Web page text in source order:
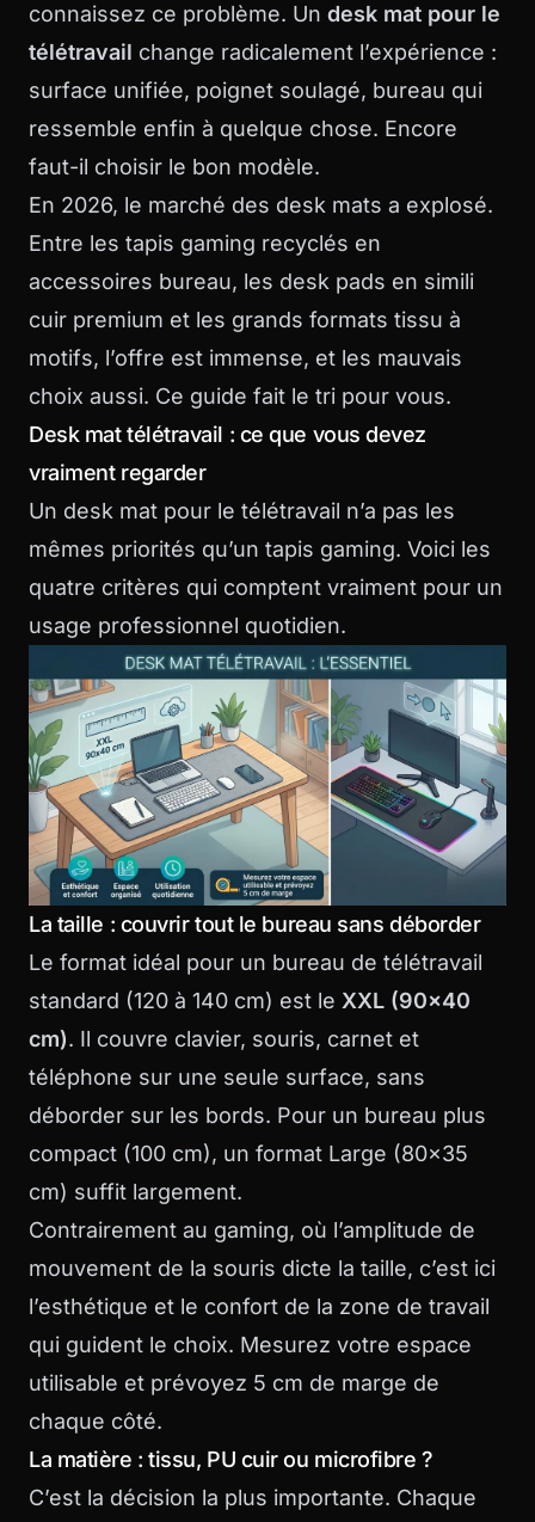
connaissez ce problème. Un desk mat pour le
télétravail change radicalement l’expérience :
surface unifiée, poignet soulagé, bureau qui
ressemble enfin à quelque chose. Encore
faut-il choisir le bon modèle.
En 2026, le marché des desk mats a explosé.
Entre les tapis gaming recyclés en
accessoires bureau, les desk pads en simili
cuir premium et les grands formats tissu à
motifs, l’offre est immense, et les mauvais
choix aussi. Ce guide fait le tri pour vous.
Desk mat télétravail : ce que vous devez
vraiment regarder
Un desk mat pour le télétravail n’a pas les
mêmes priorités qu’un tapis gaming. Voici les
quatre critères qui comptent vraiment pour un
usage professionnel quotidien.
La taille : couvrir tout le bureau sans déborder
Le format idéal pour un bureau de télétravail
standard (120 à 140 cm) est le XXL (90×40
cm). Il couvre clavier, souris, carnet et
téléphone sur une seule surface, sans
déborder sur les bords. Pour un bureau plus
compact (100 cm), un format Large (80×35
cm) suffit largement.
Contrairement au gaming, où l’amplitude de
mouvement de la souris dicte la taille, c’est ici
l’esthétique et le confort de la zone de travail
qui guident le choix. Mesurez votre espace
utilisable et prévoyez 5 cm de marge de
chaque côté.
La matière : tissu, PU cuir ou microfibre ?
C’est la décision la plus importante. Chaque